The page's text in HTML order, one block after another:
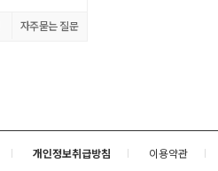
자주묻는 질문
개인정보취급방침 이용약관